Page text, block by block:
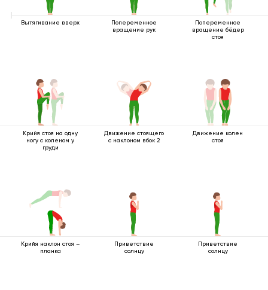
Вытягивание вверх
Попеременное
вращение рук
Попеременное
вращение бёдер
стоя
Крийя стоя на одну
ногу с коленом у
груди
Движение стоящего
с наклоном вбок 2
Движение колен
стоя
Крийя наклон стоя –
планка
Приветствие
солнцу
Приветствие
солнцу